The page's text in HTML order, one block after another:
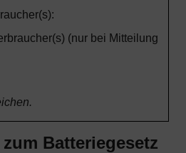
(nur bei Mitteilung
Batteriegesetz